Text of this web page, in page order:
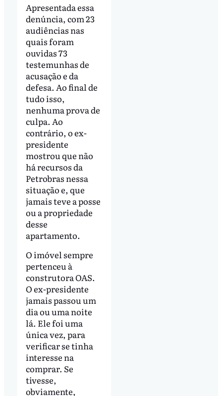
Apresentada essa
denúncia, com 23
audiências nas
quais foram
ouvidas 73
testemunhas de
acusação e da
defesa. Ao final de
tudo isso,
nenhuma prova de
culpa. Ao
contrário, o ex-
presidente
mostrou que não
há recursos da
Petrobras nessa
situação e, que
jamais teve a posse
ou a propriedade
desse
apartamento.
O imóvel sempre
pertenceu à
construtora OAS.
O ex-presidente
jamais passou um
dia ou uma noite
lá. Ele foi uma
única vez, para
verificar se tinha
interesse na
comprar. Se
tivesse,
obviamente,